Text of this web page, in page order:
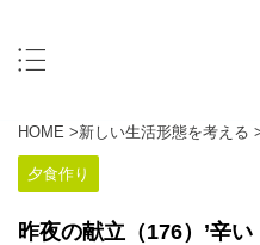
HOME >新しい生活形態を考える
夕食作り
昨夜の献立（176）’辛い